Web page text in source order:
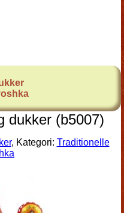
dukker (b5007)
, Kategori: Traditionelle